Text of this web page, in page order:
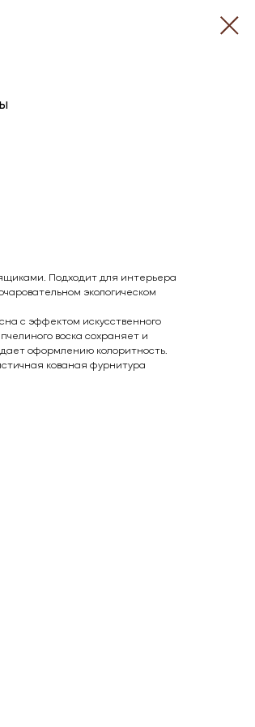
Подходит для интерьера
экологическом
с эффектом искусственного
воска сохраняет и
оформлению колоритность.
кованая фурнитура